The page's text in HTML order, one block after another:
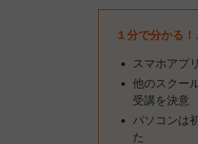
１分で分かる
スマホアプ
他のスクー
受講を決意
パソコンは
た